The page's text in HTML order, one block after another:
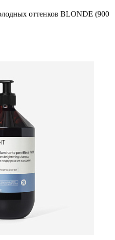
оттенков BLONDE (900